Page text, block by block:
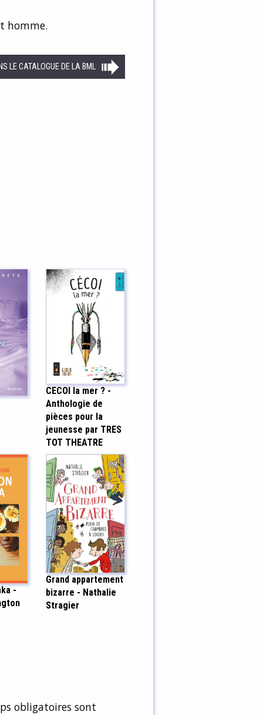
homme.
LE CATALOGUE DE LA BML
CECOI la mer ? -
Anthologie de
pièces pour la
jeunesse par TRES
TOT THEATRE
-
Grand appartement
bizarre - Nathalie
Stragier
obligatoires sont